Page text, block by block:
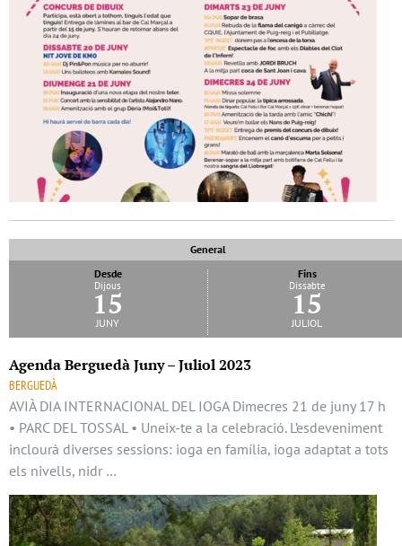
General
Desde
Dijous
15
juny
Fins
Dissabte
15
juliol
Agenda Berguedà Juny – Juliol 2023
BERGUEDÀ
AVIÀ DIA INTERNACIONAL DEL IOGA Dimecres 21 de juny 17 h
• PARC DEL TOSSAL • Uneix-te a la celebració. L’esdeveniment
inclourà diverses sessions: ioga en família, ioga adaptat a tots
els nivells, nidr …